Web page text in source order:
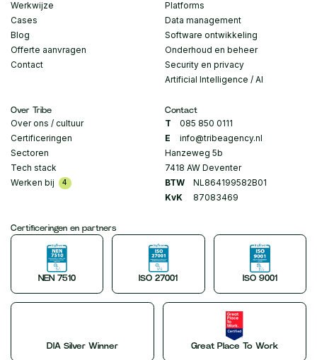
Werkwijze
Cases
Blog
Offerte aanvragen
Contact
Platforms
Data management
Software ontwikkeling
Onderhoud en beheer
Security en privacy
Artificial Intelligence / AI
Over Tribe
Over ons / cultuur
Certificeringen
Sectoren
Tech stack
Werken bij
4
Contact
T
085 850 0111
E
info@tribeagency.nl
Hanzeweg 5b
7418 AW Deventer
BTW
NL864199582B01
KvK
87083469
Certificeringen en partners
NEN 7510 ISO 27001 ISO 9001
DIA Silver Winner Great Place To Work